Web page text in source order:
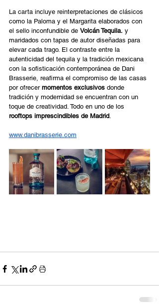
La carta incluye reinterpretaciones de clásicos
como la Paloma y el Margarita elaborados con
el sello inconfundible de Volcán Tequila. y
maridados con tapas de autor diseñadas para
elevar cada trago. El contraste entre la
autenticidad del tequila y la tradición mexicana
con la sofisticación contemporánea de Dani
Brasserie, reafirma el compromiso de las casas
por ofrecer momentos exclusivos donde
tradición y modernidad se encuentran con un
toque de creatividad. Todo en uno de los
rooftops imprescindibles de Madrid.
www.danibrasserie.com